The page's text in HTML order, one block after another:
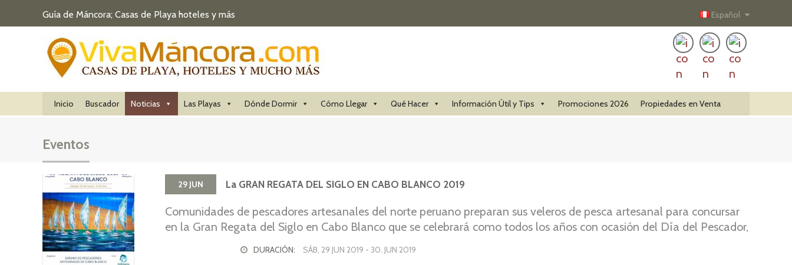
Guía de Máncora; Casas de Playa hoteles y más Español
Inicio Buscador Noticias Las Playas Dónde Dormir Cómo Llegar Qué Hacer Información Útil y Tips Promociones 2026 Propiedades en Venta
Eventos
29 JUN La GRAN REGATA DEL SIGLO EN CABO BLANCO 2019
Comunidades de pescadores artesanales del norte peruano preparan sus veleros de pesca artesanal para concursar
en la Gran Regata del Siglo en Cabo Blanco que se celebrará como todos los años con ocasión del Día del Pescador,
29 de junio (Día del Santo Patrono San Pedro y San Pablo). Dicha Regata busca promover el desarrollo de una
pesca sostenible a través de la pesca a vela en veleros artesanales peruanos, la conservación de la biodiversidad, y el
DURACIÓN: SÁB, 29 JUN 2019 - 30. JUN 2019